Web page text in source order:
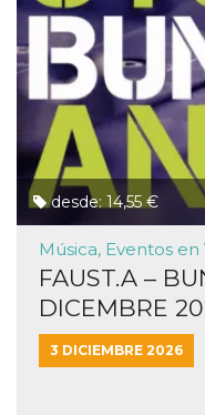
desde: 14,55 €
Música, Eventos
FAUST.A –
DICEMBRE
3 DICIEMBRE 2026